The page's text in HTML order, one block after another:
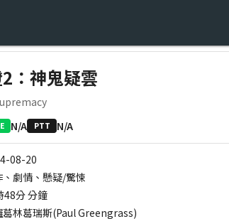
：神鬼疑雲
N/A PTT N/A
08-20
、劇情、懸疑/驚悚
48分分鐘
葛林葛瑞斯(Paul Greengrass)